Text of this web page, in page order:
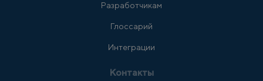
Разработчикам
Глоссарий
Интеграции
Контакты